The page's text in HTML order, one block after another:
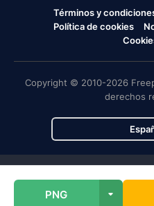
PNG
Términos y
Política de cookies
Copyright © 2010-2026
derechos